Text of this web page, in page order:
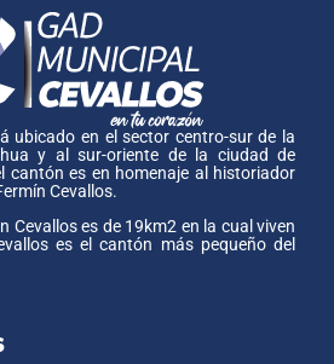
ubicado en el sector centro-sur de la
y al sur-oriente de la ciudad de
cantón es en homenaje al historiador
Cevallos.
Cevallos es de 19km2 en la cual viven
es el cantón más pequeño del